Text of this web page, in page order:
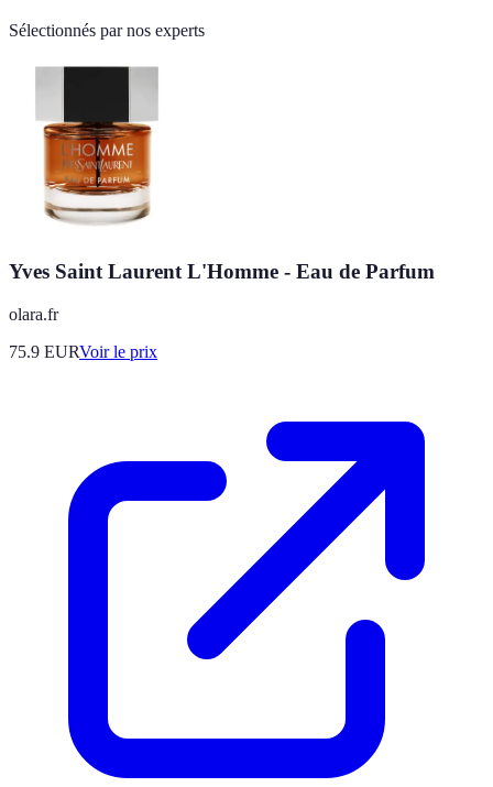
Sélectionnés par nos experts
Yves Saint Laurent L'Homme - Eau de Parfum
olara.fr
75.9 EURVoir le prix